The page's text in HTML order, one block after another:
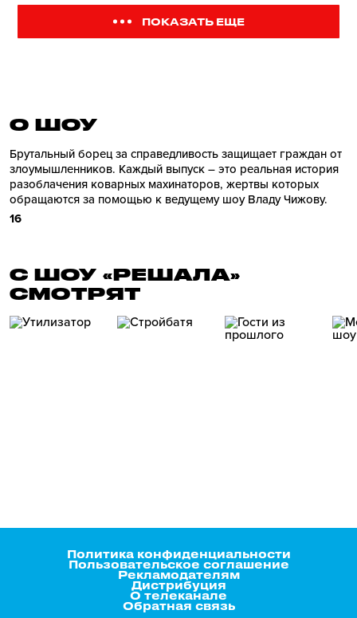
ПОКАЗАТЬ ЕЩЕ
О ШОУ
Брутальный борец за справедливость защищает граждан от
злоумышленников. Каждый выпуск – это реальная история
разоблачения коварных махинаторов, жертвы которых
обращаются за помощью к ведущему шоу Владу Чижову.
16
С ШОУ «РЕШАЛА»
СМОТРЯТ
Политика конфиденциальности
Пользовательское соглашение
Рекламодателям
Дистрибуция
О телеканале
Обратная связь